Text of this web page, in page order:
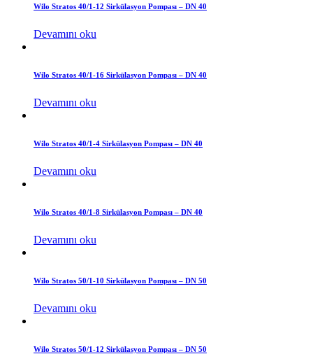
Wilo Stratos 40/1-12 Sirkülasyon Pompası – DN 40
Devamını oku
Wilo Stratos 40/1-16 Sirkülasyon Pompası – DN 40
Devamını oku
Wilo Stratos 40/1-4 Sirkülasyon Pompası – DN 40
Devamını oku
Wilo Stratos 40/1-8 Sirkülasyon Pompası – DN 40
Devamını oku
Wilo Stratos 50/1-10 Sirkülasyon Pompası – DN 50
Devamını oku
Wilo Stratos 50/1-12 Sirkülasyon Pompası – DN 50